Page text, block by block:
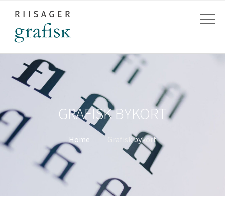
GRAFISK BYKORT
Home Grafisk bykort